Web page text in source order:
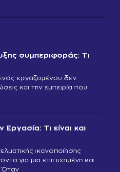
συμπεριφοράς: Τι
εργαζομένου δεν
και την εμπειρία που
Τι είναι και
ικανοποίησης
για μια επιτυχημένη και
Όταν